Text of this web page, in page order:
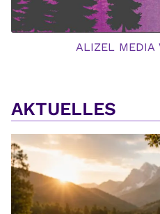
ALIZEL
AKTUELLES